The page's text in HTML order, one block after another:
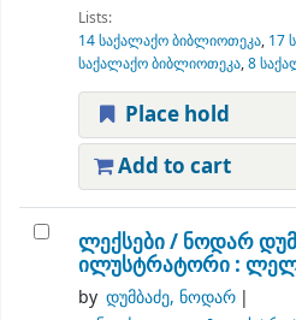
Lists:
14 საქალაქო ბიბლიოთეკა, 17
საქალაქო ბიბლიოთეკა,8
Place hold
Add to cart
ლექსები / ნოდარ
ილუსტრატორი :
by დუმბაძე, ნოდარ